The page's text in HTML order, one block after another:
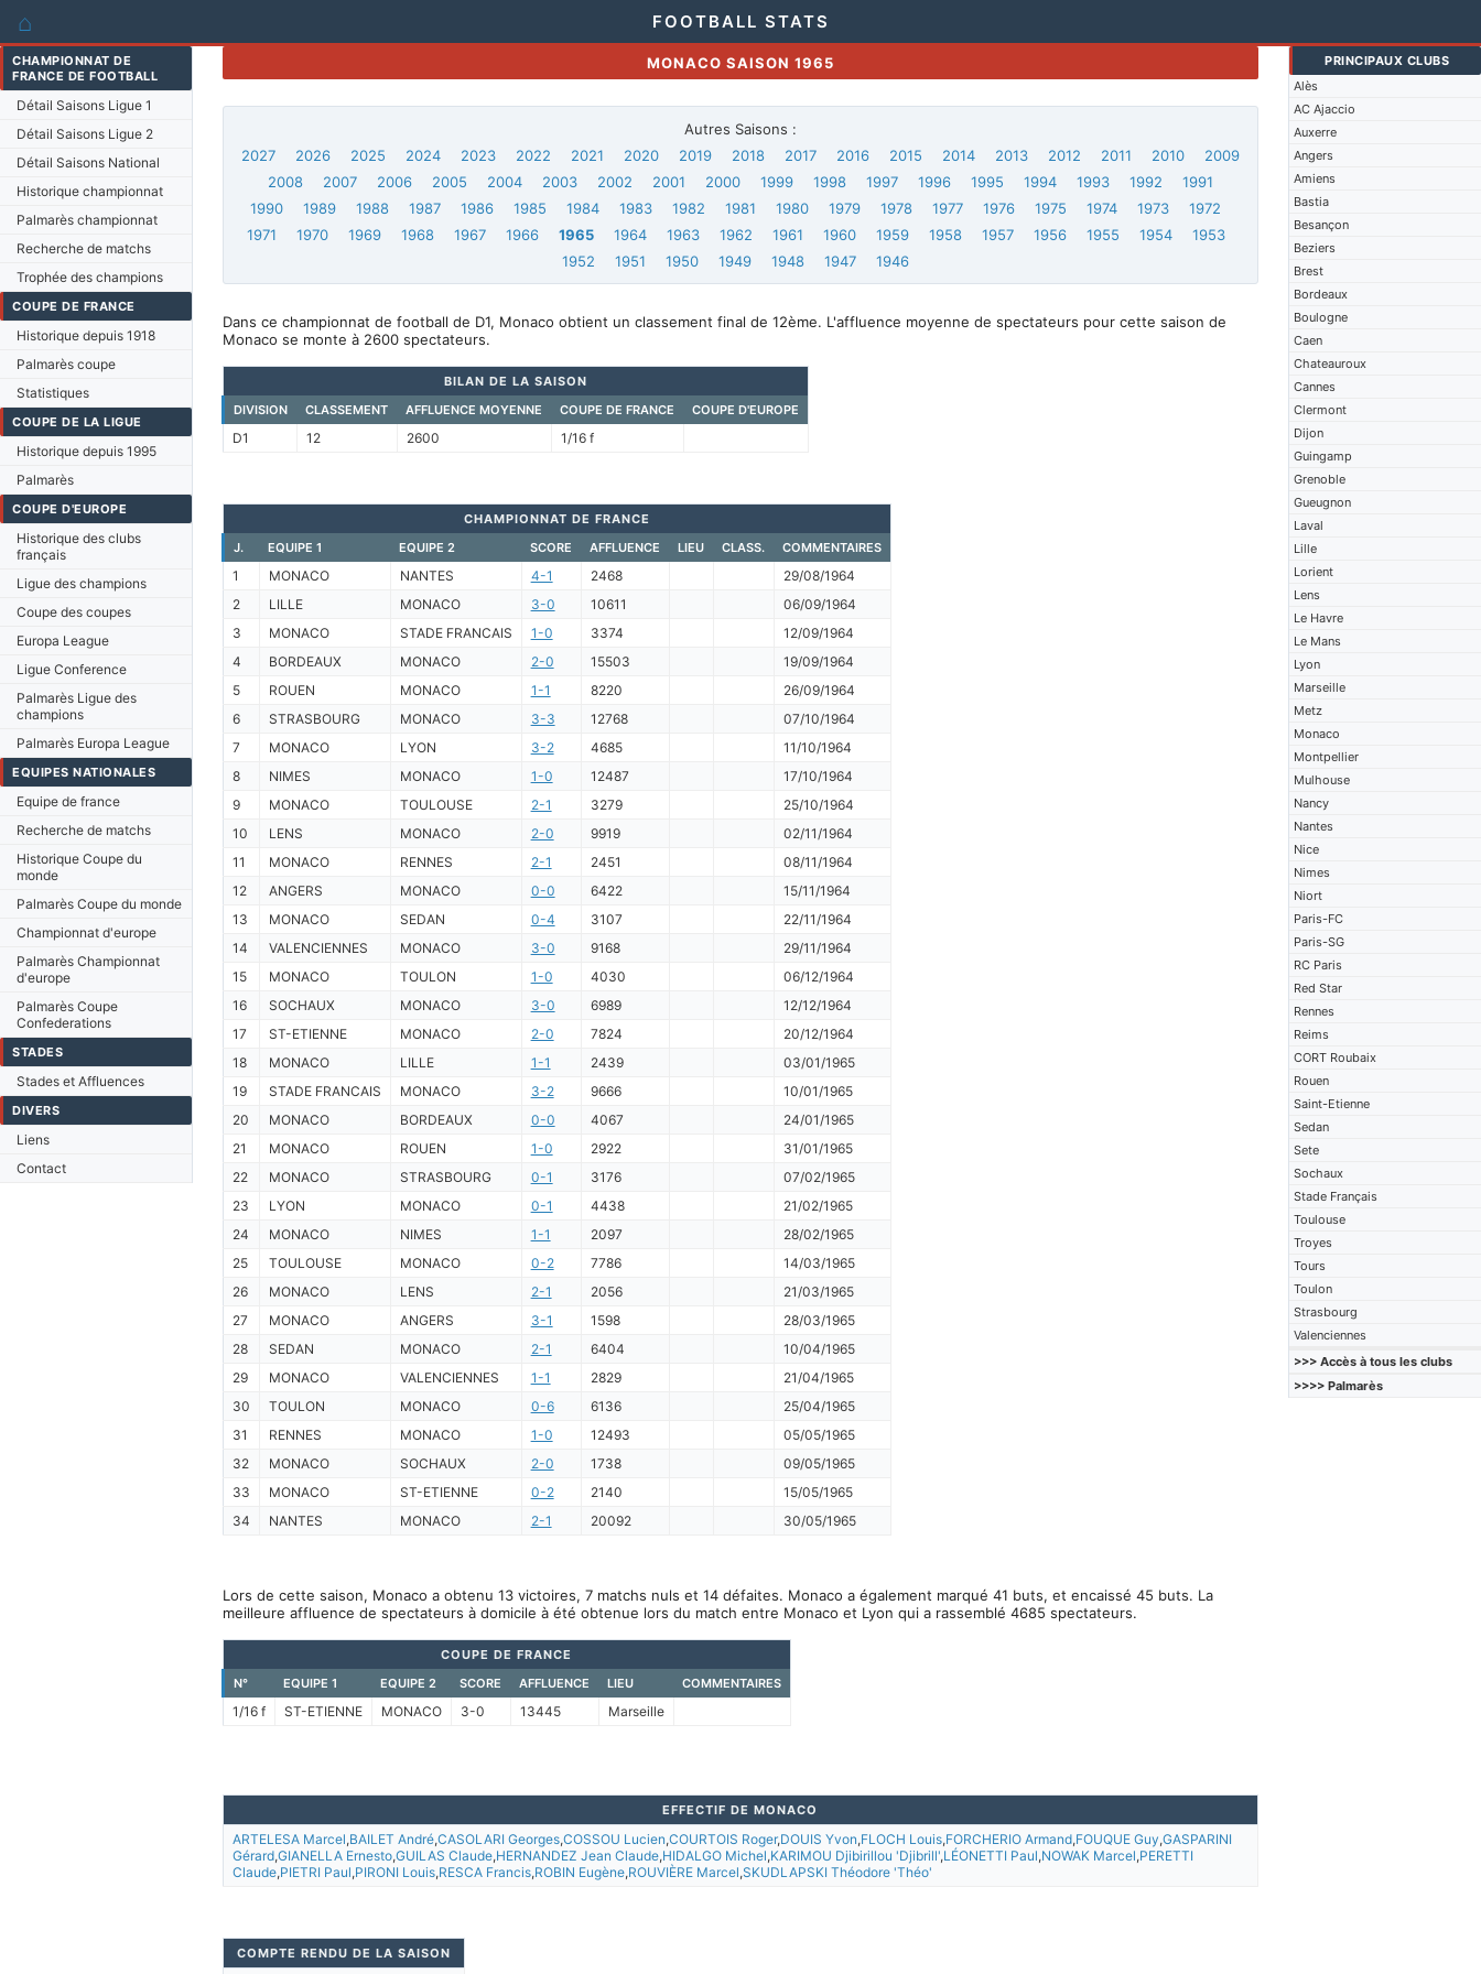
⌂ FOOTBALL STATS
CHAMPIONNAT DE
FRANCE DE FOOTBALL
Détail Saisons Ligue 1
Détail Saisons Ligue 2
Détail Saisons National
Historique championnat
Palmarès championnat
Recherche de matchs
Trophée des champions
COUPE DE FRANCE
Historique depuis 1918
Palmarès coupe
Statistiques
COUPE DE LA LIGUE
Historique depuis 1995
Palmarès
COUPE D'EUROPE
Historique des clubs
français
Ligue des champions
Coupe des coupes
Europa League
Ligue Conference
Palmarès Ligue des
champions
Palmarès Europa League
EQUIPES NATIONALES
Equipe de france
Recherche de matchs
Historique Coupe du
monde
Palmarès Coupe du monde
Championnat d'europe
Palmarès Championnat
d'europe
Palmarès Coupe
Confederations
STADES
Stades et Affluences
DIVERS
Liens
Contact
PRINCIPAUX CLUBS
Alès
AC Ajaccio
Auxerre
Angers
Amiens
Bastia
Besançon
Beziers
Brest
Bordeaux
Boulogne
Caen
Chateauroux
Cannes
Clermont
Dijon
Guingamp
Grenoble
Gueugnon
Laval
Lille
Lorient
Lens
Le Havre
Le Mans
Lyon
Marseille
Metz
Monaco
Montpellier
Mulhouse
Nancy
Nantes
Nice
Nimes
Niort
Paris-FC
Paris-SG
RC Paris
Red Star
Rennes
Reims
CORT Roubaix
Rouen
Saint-Etienne
Sedan
Sete
Sochaux
Stade Français
Toulouse
Troyes
Tours
Toulon
Strasbourg
Valenciennes
>>> Accès à tous les clubs
>>>> Palmarès
MONACO SAISON 1965
Autres Saisons :
2027
2026 2025 2024 2023 2022 2021 2020 2019 2018 2017 2016 2015 2014 2013 2012 2011 2010
2009
2008
2007 2006 2005 2004 2003 2002 2001 2000 1999 1998 1997 1996 1995 1994 1993 1992
1991
1990
1989 1988 1987 1986 1985 1984 1983 1982 1981 1980 1979 1978 1977 1976 1975 1974 1973
1972
1971
1970 1969 1968 1967 1966 1965 1964 1963 1962 1961 1960 1959 1958 1957 1956 1955 1954
1953
1952
1951 1950 1949 1948 1947 1946
Dans ce championnat de football de D1, Monaco obtient un classement final de 12ème. L'affluence moyenne de spectateurs pour cette saison de
Monaco se monte à 2600 spectateurs.
BILAN DE LA SAISON
DIVISION
CLASSEMENT AFFLUENCE MOYENNE COUPE DE FRANCE COUPE D'EUROPE
D1 12 2600 1/16 f
CHAMPIONNAT DE FRANCE
J.
EQUIPE 1 EQUIPE 2 SCORE AFFLUENCE LIEU CLASS. COMMENTAIRES
1 MONACO NANTES 4-1 2468
29/08/1964
2
LILLE MONACO 3-0 10611
06/09/1964
3
MONACO STADE FRANCAIS 1-0 3374
12/09/1964
4
BORDEAUX MONACO 2-0 15503
19/09/1964
5
ROUEN MONACO 1-1 8220
26/09/1964
6
STRASBOURG MONACO 3-3 12768
07/10/1964
7
MONACO LYON 3-2 4685
11/10/1964
8
NIMES MONACO 1-0 12487
17/10/1964
9
MONACO TOULOUSE 2-1 3279
25/10/1964
10
LENS MONACO 2-0 9919
02/11/1964
11
MONACO RENNES 2-1 2451
08/11/1964
12
ANGERS MONACO 0-0 6422
15/11/1964
13
MONACO SEDAN 0-4 3107
22/11/1964
14
VALENCIENNES MONACO 3-0 9168
29/11/1964
15
MONACO TOULON 1-0 4030
06/12/1964
16
SOCHAUX MONACO 3-0 6989
12/12/1964
17
ST-ETIENNE MONACO 2-0 7824
20/12/1964
18
MONACO LILLE 1-1 2439
03/01/1965
19
STADE FRANCAIS MONACO 3-2 9666
10/01/1965
20
MONACO BORDEAUX 0-0 4067
24/01/1965
21
MONACO ROUEN 1-0 2922
31/01/1965
22
MONACO STRASBOURG 0-1 3176
07/02/1965
23
LYON MONACO 0-1 4438
21/02/1965
24
MONACO NIMES 1-1 2097
28/02/1965
25
TOULOUSE MONACO 0-2 7786
14/03/1965
26
MONACO LENS 2-1 2056
21/03/1965
27
MONACO ANGERS 3-1 1598
28/03/1965
28
SEDAN MONACO 2-1 6404
10/04/1965
29
MONACO VALENCIENNES 1-1 2829
21/04/1965
30
TOULON MONACO 0-6 6136
25/04/1965
31
RENNES MONACO 1-0 12493
05/05/1965
32
MONACO SOCHAUX 2-0 1738
09/05/1965
33
MONACO ST-ETIENNE 0-2 2140
15/05/1965
34
NANTES MONACO 2-1 20092 30/05/1965
Lors de cette saison, Monaco a obtenu 13 victoires, 7 matchs nuls et 14 défaites. Monaco a également marqué 41 buts, et encaissé 45 buts. La
meilleure affluence de spectateurs à domicile à été obtenue lors du match entre Monaco et Lyon qui a rassemblé 4685 spectateurs.
COUPE DE FRANCE
N°
EQUIPE 1 EQUIPE 2 SCORE AFFLUENCE LIEU COMMENTAIRES
1/16 f ST-ETIENNE MONACO 3-0 13445 Marseille
EFFECTIF DE MONACO
ARTELESA Marcel,BAILET André,CASOLARI Georges,COSSOU Lucien,COURTOIS Roger,DOUIS Yvon,FLOCH Louis,FORCHERIO Armand,FOUQUE Guy,GASPARINI
Gérard,GIANELLA Ernesto,GUILAS Claude,HERNANDEZ Jean Claude,HIDALGO Michel,KARIMOU Djibirillou 'Djibrill',LÉONETTI Paul,NOWAK Marcel,PERETTI
Claude,PIETRI Paul,PIRONI Louis,RESCA Francis,ROBIN Eugène,ROUVIÈRE Marcel,SKUDLAPSKI Théodore 'Théo'
COMPTE RENDU DE LA SAISON